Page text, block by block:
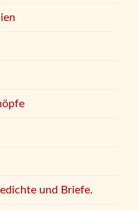
und Briefe.